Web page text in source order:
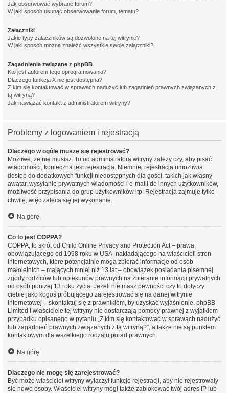
Jak obserwować wybrane forum?
W jaki sposób usunąć obserwowanie forum, tematu?
Załączniki
Jakie typy załączników są dozwolone na tej witrynie?
W jaki sposób można znaleźć wszystkie swoje załączniki?
Zagadnienia związane z phpBB
Kto jest autorem tego oprogramowania?
Dlaczego funkcja X nie jest dostępna?
Z kim się kontaktować w sprawach nadużyć lub zagadnień prawnych związanych z
tą witryną?
Jak nawiązać kontakt z administratorem witryny?
Problemy z logowaniem i rejestracją
Dlaczego w ogóle muszę się rejestrować?
Możliwe, że nie musisz. To od administratora witryny zależy czy, aby pisać
wiadomości, konieczna jest rejestracja. Niemniej rejestracja umożliwia
dostęp do dodatkowych funkcji niedostępnych dla gości, takich jak własny
awatar, wysyłanie prywatnych wiadomości i e-maili do innych użytkowników,
możliwość przypisania do grup użytkowników itp. Rejestracja zajmuje tylko
chwilę, więc zaleca się jej wykonanie.
Na górę
Co to jest COPPA?
COPPA, to skrót od Child Online Privacy and Protection Act – prawa
obowiązującego od 1998 roku w USA, nakładającego na właścicieli stron
internetowych, które potencjalnie mogą zbierać informacje od osób
małoletnich – mających mniej niż 13 lat – obowiązek posiadania pisemnej
zgody rodziców lub opiekunów prawnych na zbieranie informacji prywatnych
od osób poniżej 13 roku życia. Jeżeli nie masz pewności czy to dotyczy
ciebie jako kogoś próbującego zarejestrować się na danej witrynie
internetowej – skontaktuj się z prawnikiem, by uzyskać wyjaśnienie. phpBB
Limited i właściciele tej witryny nie dostarczają pomocy prawnej z wyjątkiem
przypadku opisanego w pytaniu „Z kim się kontaktować w sprawach nadużyć
lub zagadnień prawnych związanych z tą witryną?”, a także nie są punktem
kontaktowym dla wszelkiego rodzaju porad prawnych.
Na górę
Dlaczego nie mogę się zarejestrować?
Być może właściciel witryny wyłączył funkcję rejestracji, aby nie rejestrowały
się nowe osoby. Właściciel witryny mógł także zablokować twój adres IP lub